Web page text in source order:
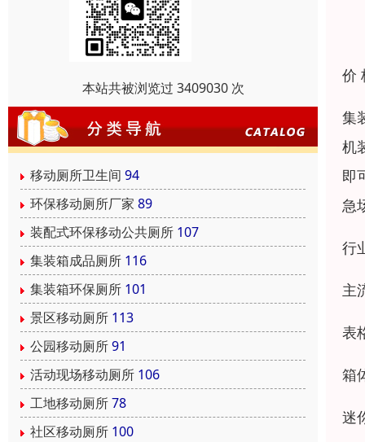
本站共被浏览过 3409030 次
移动厕所卫生间 94
环保移动厕所厂家 89
装配式环保移动公共厕所 107
集装箱成品厕所 116
集装箱环保厕所 101
景区移动厕所 113
公园移动厕所91
活动现场移动厕所 106
工地移动厕所78
社区移动厕所 100
价
集
机
即
急
行
主
表
箱
迷